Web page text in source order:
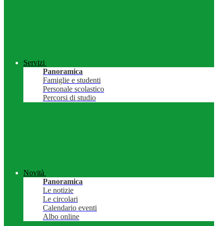
Servizi
Panoramica
Famiglie e studenti
Personale scolastico
Percorsi di studio
Novità
Panoramica
Le notizie
Le circolari
Calendario eventi
Albo online